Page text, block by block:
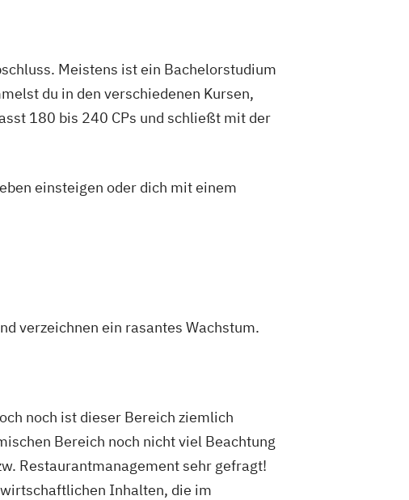
Meistens ist ein Bachelorstudium
du in den verschiedenen Kursen,
180 bis 240 CPs und schließt mit der
einsteigen oder dich mit einem
verzeichnen ein rasantes Wachstum.
noch ist dieser Bereich ziemlich
Bereich noch nicht viel Beachtung
Restaurantmanagement sehr gefragt!
Inhalten, die im